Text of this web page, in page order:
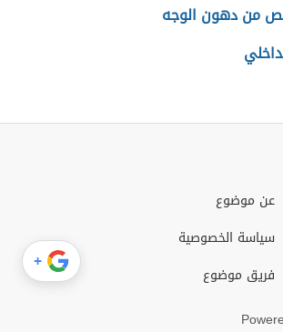
من دهون الوجه
عن موضوع
سياسة الخصوصية
فريق موضوع
+